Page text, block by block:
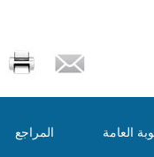
المراجع العامة